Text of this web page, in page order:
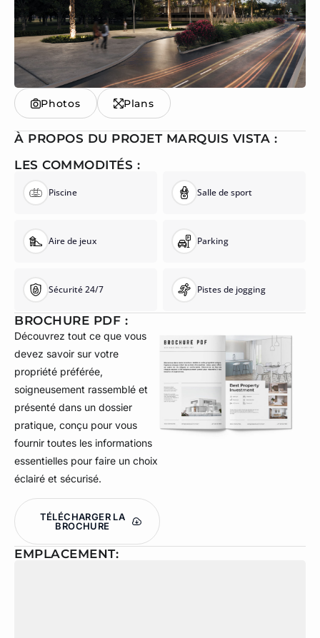
Photos Plans
À PROPOS DU PROJET MARQUIS VISTA :
LES COMMODITÉS :
Piscine Salle de sport
Aire de jeux Parking
Sécurité 24/7 Pistes de jogging
BROCHURE PDF :
Découvrez tout ce que vous
devez savoir sur votre
propriété préférée,
soigneusement rassemblé et
présenté dans un dossier
pratique, conçu pour vous
fournir toutes les informations
essentielles pour faire un choix
éclairé et sécurisé.
TÉLÉCHARGER LA
BROCHURE
EMPLACEMENT: